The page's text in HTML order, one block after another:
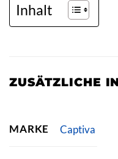
Inhalt
ZUSÄTZLICHE
MARKE Captiva